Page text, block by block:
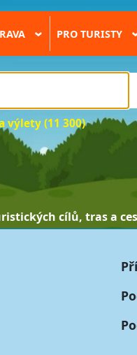
› PRO TURISTY
výlety (11 300)
cílů, tras a